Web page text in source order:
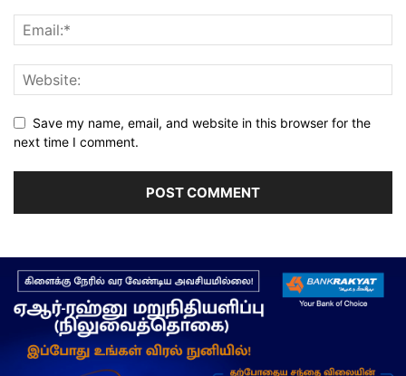
Save my name, email, and website in this browser for the
next time I comment.